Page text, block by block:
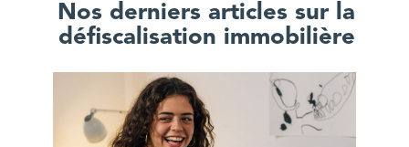
Nos derniers articles sur la
défiscalisation immobilière